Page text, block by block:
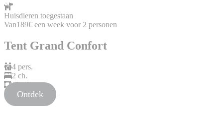
Huisdieren toegestaan
Van189€ een week voor 2 personen
Tent Grand Confort
4 pers.
2 ch.
25 m².
Ontdek